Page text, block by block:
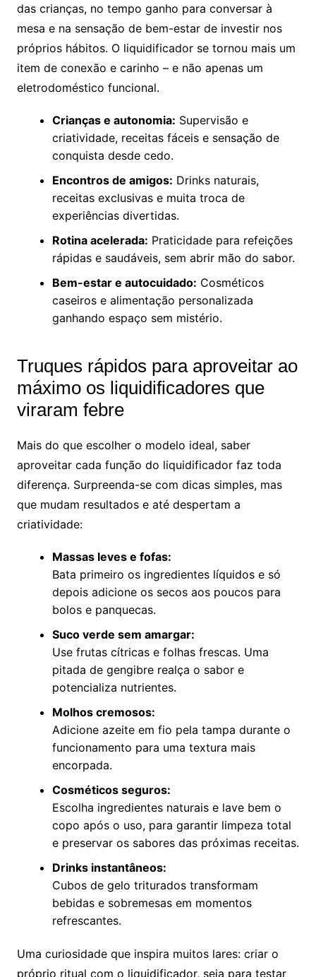
das crianças, no tempo ganho para conversar à
mesa e na sensação de bem-estar de investir nos
próprios hábitos. O liquidificador se tornou mais um
item de conexão e carinho – e não apenas um
eletrodoméstico funcional.
Crianças e autonomia: Supervisão e
criatividade, receitas fáceis e sensação de
conquista desde cedo.
Encontros de amigos: Drinks naturais,
receitas exclusivas e muita troca de
experiências divertidas.
Rotina acelerada: Praticidade para refeições
rápidas e saudáveis, sem abrir mão do sabor.
Bem-estar e autocuidado: Cosméticos
caseiros e alimentação personalizada
ganhando espaço sem mistério.
Truques rápidos para aproveitar ao
máximo os liquidificadores que
viraram febre
Mais do que escolher o modelo ideal, saber
aproveitar cada função do liquidificador faz toda
diferença. Surpreenda-se com dicas simples, mas
que mudam resultados e até despertam a
criatividade:
Massas leves e fofas:
Bata primeiro os ingredientes líquidos e só
depois adicione os secos aos poucos para
bolos e panquecas.
Suco verde sem amargar:
Use frutas cítricas e folhas frescas. Uma
pitada de gengibre realça o sabor e
potencializa nutrientes.
Molhos cremosos:
Adicione azeite em fio pela tampa durante o
funcionamento para uma textura mais
encorpada.
Cosméticos seguros:
Escolha ingredientes naturais e lave bem o
copo após o uso, para garantir limpeza total
e preservar os sabores das próximas receitas.
Drinks instantâneos:
Cubos de gelo triturados transformam
bebidas e sobremesas em momentos
refrescantes.
Uma curiosidade que inspira muitos lares: criar o
próprio ritual com o liquidificador, seja para testar